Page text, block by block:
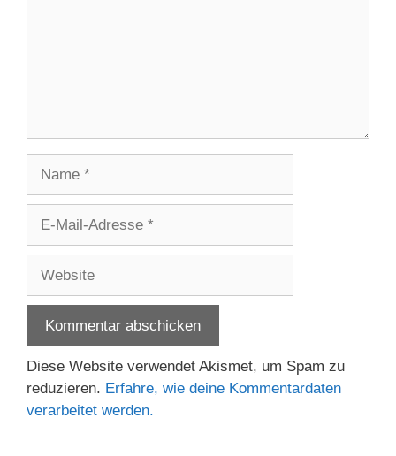
Adresse
Diese Website verwendet Akismet, um Spam zu
reduzieren. Erfahre, wie deine Kommentardaten
verarbeitet werden.